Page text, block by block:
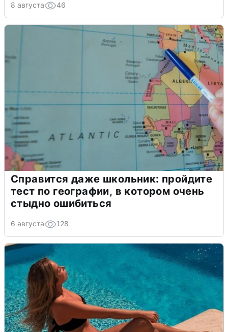
8 августа 46
Справится даже школьник: пройдите
тест по географии, в котором очень
стыдно ошибиться
6 августа 128